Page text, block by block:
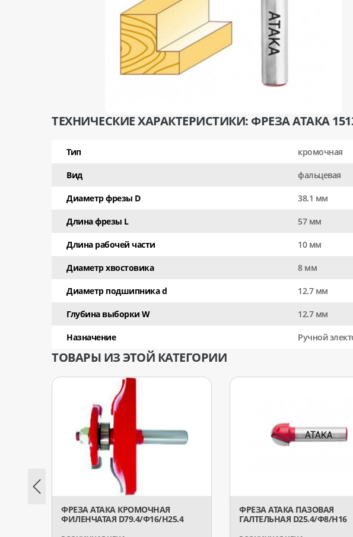
ТЕХНИЧЕСКИЕ ХАРАКТЕРИСТИКИ: ФРЕЗА АТАКА
Тип кромочная
Вид фальцевая
Диаметр фрезы D 38.1 мм
Длина фрезы L 57 мм
Длина рабочей части 10 мм
Диаметр хвостовика 8 мм
Диаметр подшипника d 12.7 мм
Глубина выборки W 12.7 мм
Назначение Ручной
ТОВАРЫ ИЗ ЭТОЙ КАТЕГОРИИ
ФРЕЗА АТАКА КРОМОЧНАЯ
ФИЛЕНЧАТАЯ D79.4/Ф16/H25.4
ФРЕЗА АТАКА ПАЗОВАЯ
ГАЛТЕЛЬНАЯ D25.4/Ф8/H16